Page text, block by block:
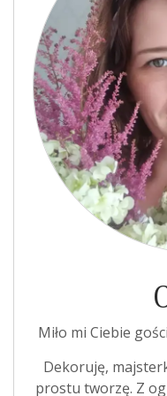
Miło mi Ciebie
Dekoruję,
prostu tworzę. Z